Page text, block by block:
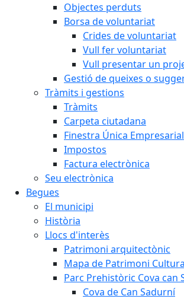
Objectes perduts
Borsa de voluntariat
Crides de voluntariat
Vull fer voluntariat
Vull presentar un
Gestió de queixes o
Tràmits i gestions
Tràmits
Carpeta ciutadana
Finestra Única Empresarial
Impostos
Factura electrònica
Seu electrònica
Begues
El municipi
Història
Llocs d'interès
Patrimoni arquitectònic
Mapa de Patrimoni
Parc Prehistòric Cova can
Cova de Can Sadurní